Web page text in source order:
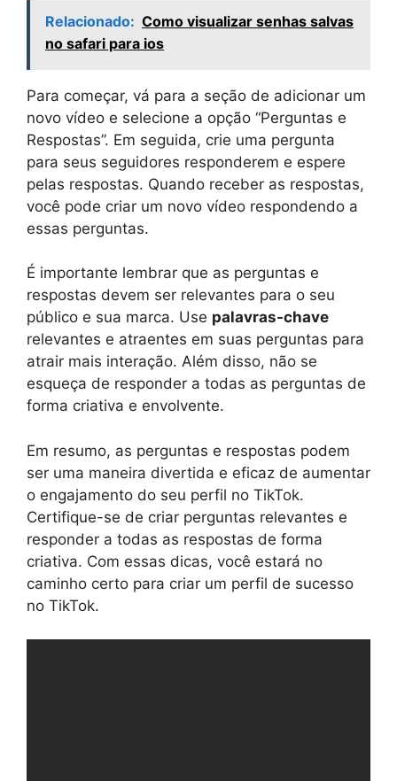
Relacionado: Como visualizar senhas salvas
no safari para ios
Para começar, vá para a seção de adicionar um
novo vídeo e selecione a opção “Perguntas e
Respostas”. Em seguida, crie uma pergunta
para seus seguidores responderem e espere
pelas respostas. Quando receber as respostas,
você pode criar um novo vídeo respondendo a
essas perguntas.
É importante lembrar que as perguntas e
respostas devem ser relevantes para o seu
público e sua marca. Use palavras-chave
relevantes e atraentes em suas perguntas para
atrair mais interação. Além disso, não se
esqueça de responder a todas as perguntas de
forma criativa e envolvente.
Em resumo, as perguntas e respostas podem
ser uma maneira divertida e eficaz de aumentar
o engajamento do seu perfil no TikTok.
Certifique-se de criar perguntas relevantes e
responder a todas as respostas de forma
criativa. Com essas dicas, você estará no
caminho certo para criar um perfil de sucesso
no TikTok.